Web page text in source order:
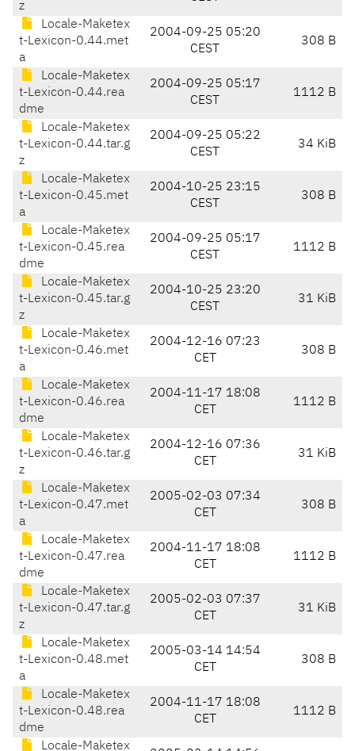
z
Locale-Maketex
t-Lexicon-0.44.met
a
2004-09-25 05:20
CEST
308 B
Locale-Maketex
t-Lexicon-0.44.rea
dme
2004-09-25 05:17
CEST
1112 B
Locale-Maketex
t-Lexicon-0.44.tar.g
z
2004-09-25 05:22
CEST
34 KiB
Locale-Maketex
t-Lexicon-0.45.met
a
2004-10-25 23:15
CEST
308 B
Locale-Maketex
t-Lexicon-0.45.rea
dme
2004-09-25 05:17
CEST
1112 B
Locale-Maketex
t-Lexicon-0.45.tar.g
z
2004-10-25 23:20
CEST
31 KiB
Locale-Maketex
t-Lexicon-0.46.met
a
2004-12-16 07:23
CET
308 B
Locale-Maketex
t-Lexicon-0.46.rea
dme
2004-11-17 18:08
CET
1112 B
Locale-Maketex
t-Lexicon-0.46.tar.g
z
2004-12-16 07:36
CET
31 KiB
Locale-Maketex
t-Lexicon-0.47.met
a
2005-02-03 07:34
CET
308 B
Locale-Maketex
t-Lexicon-0.47.rea
dme
2004-11-17 18:08
CET
1112 B
Locale-Maketex
t-Lexicon-0.47.tar.g
z
2005-02-03 07:37
CET
31 KiB
Locale-Maketex
t-Lexicon-0.48.met
a
2005-03-14 14:54
CET
308 B
Locale-Maketex
t-Lexicon-0.48.rea
dme
2004-11-17 18:08
CET
1112 B
Locale-Maketex